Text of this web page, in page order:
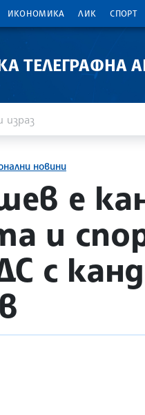
ИКОНОМИКА ЛИК СПОРТ
ТЕЛЕГРАФНА
новини
е
и
с